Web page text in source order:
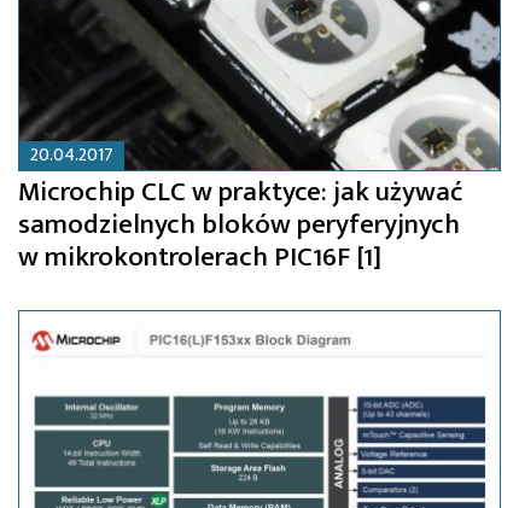
20.04.2017
Microchip CLC w praktyce: jak używać
samodzielnych bloków peryferyjnych
w mikrokontrolerach PIC16F [1]